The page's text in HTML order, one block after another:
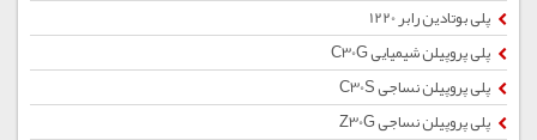
پلی بوتادین رابر 1220
پلی پروپیلن شیمیایی C30G
پلی پروپیلن نساجی C30S
پلی پروپیلن نساجی Z30G